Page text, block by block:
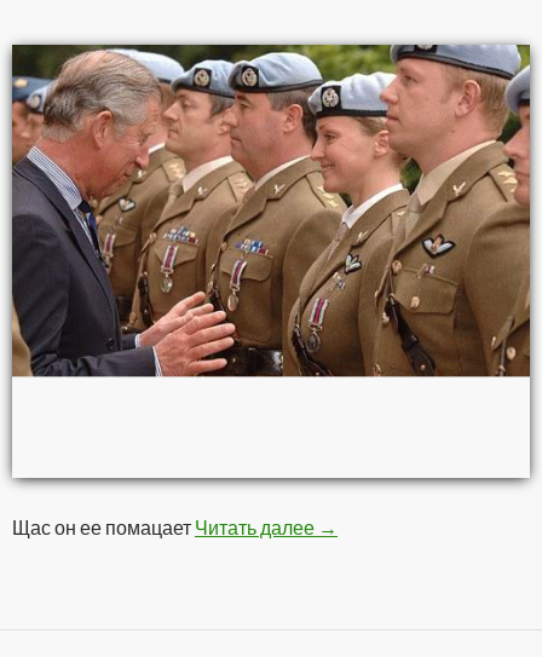
Щас он ее помацает Читать далее Голубая беретка
→